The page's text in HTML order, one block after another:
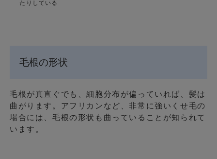
たりしている
毛根の形状
毛根が真直ぐでも、細胞分布が偏っていれば、髪は
曲がります。アフリカンなど、非常に強いくせ毛の
場合には、毛根の形状も曲っていることが知られて
います。